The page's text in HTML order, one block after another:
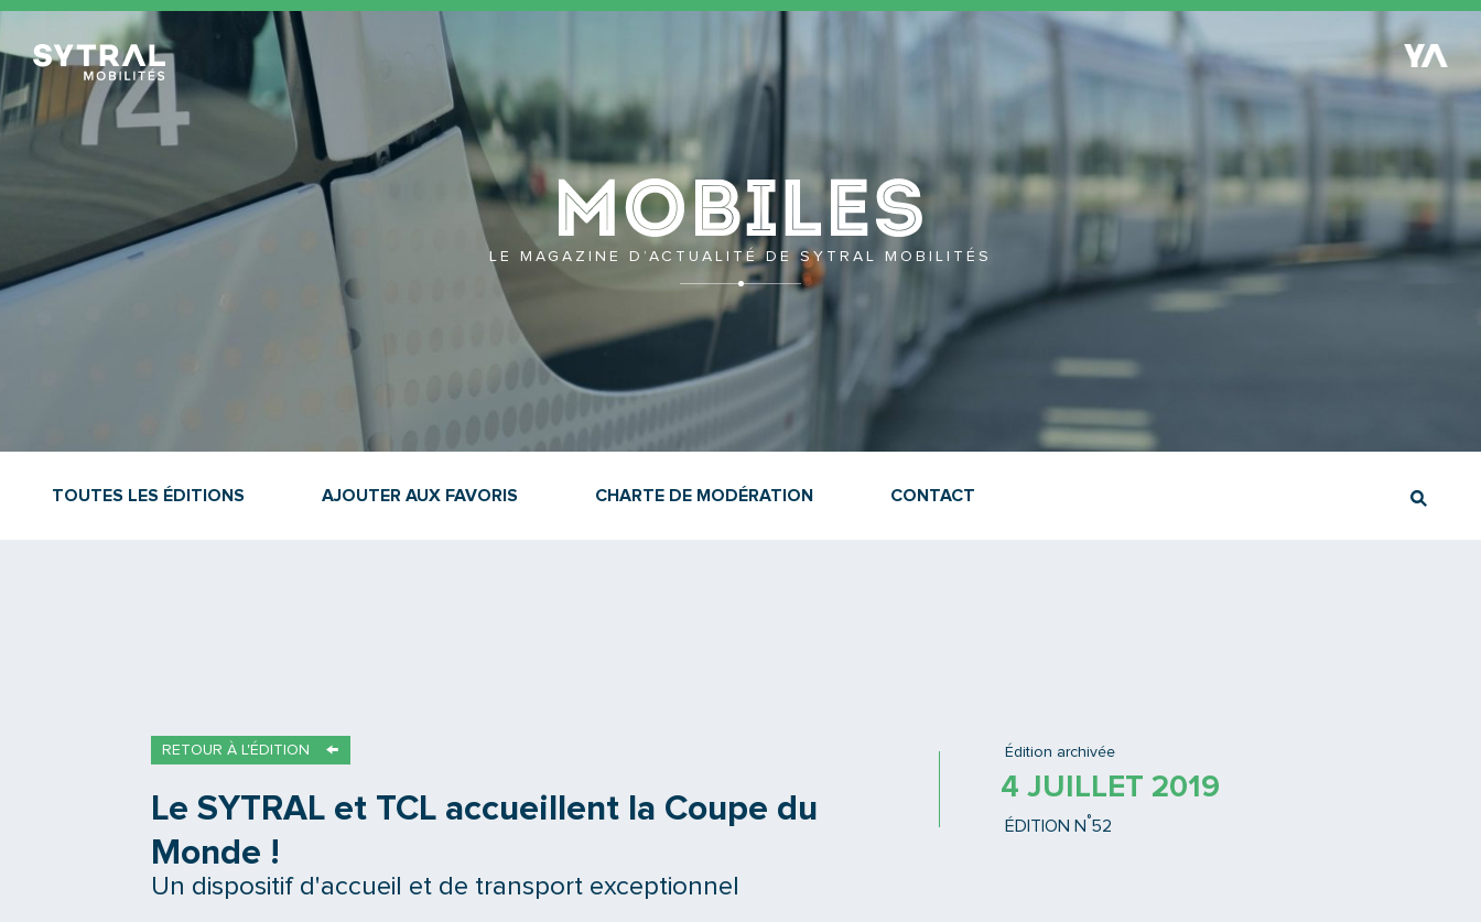
TCL Sytral
Retour à l'accueil
Mobiles
LE MAGAZINE D’ACTUALITÉ DE SYTRAL MOBILITÉS
TOUTES LES ÉDITIONS AJOUTER AUX FAVORIS CHARTE DE MODÉRATION CONTACT
RETOUR À L'ÉDITION Édition archivée
4 JUILLET 2019
ÉDITION N °52
Le SYTRAL et TCL accueillent la Coupe du
Monde !
Un dispositif d'accueil et de transport exceptionnel